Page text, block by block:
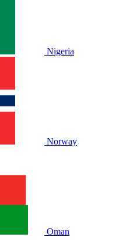
Nigeria
Norway
Oman